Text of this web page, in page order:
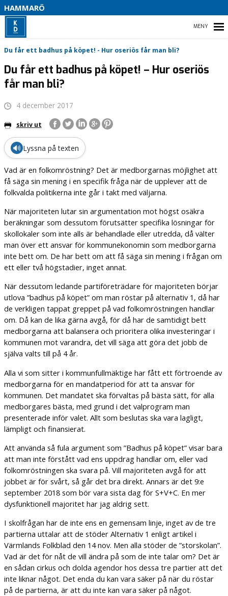
HAMMARÖ
HEM
DU FÅR ETT BADHUS PÅ KÖPET! – HUR OSERIÖS FÅR
Du får ett badhus på köpet! - Hur oseriös får man bli?
Du får ett badhus på köpet! – Hur oseriös
får man bli?
4 december 2017
skriv ut
🔊 Lyssna på texten
Vad är en folkomröstning? Det är medborgarnas möjlighet att
få säga sin mening i en specifik fråga när de upplever att de
folkvalda politikerna inte går i takt med väljarna.
När majoriteten lutar sin argumentation mot högst osäkra
beräkningar som dessutom förutsätter specifika lösningar för
skollokaler som inte alls är behandlade eller utredda, då välter
man över ett ansvar för kommunekonomin som medborgarna
inte bett om. De har bett om att få säga sin mening i frågan om
ett eller två högstadier, inget annat.
När dessutom ledande partiföreträdare för majoriteten börjar
utlova ”badhus på köpet” om man röstar på alternativ 1, då har
de verkligen tappat greppet på vad folkomröstningen handlar
om. Då kan de lika gärna avgå, för då har de samtidigt bett
medborgarna att balansera och prioritera olika investeringar i
kommunen mot varandra, det vill säga att göra det jobb de
själva valts till på 4 år.
Alla vi som sitter i kommunfullmäktige har fått ett förtroende av
medborgarna för en mandatperiod för att ta ansvar för
kommunen. Det mandatet ska förvaltas på bästa sätt, för alla
medborgares bästa, med grund i det valprogram man
presenterade inför valet. Allt som beslutas ska vara lagligt,
lämpligt och finansierat.
Att använda så fula argument som ”Badhus på köpet” visar bara
att man inte förstått vad ens uppdrag handlar om, eller vad
folkomröstningen ska svara på. Vill majoriteten avgå för att
jobbet är för svårt, så går det bra direkt. Annars är det 9:e
september 2018 som bör vara sista dag för S+V+C. En mer
dysfunktionell majoritet har jag aldrig sett.
I skolfrågan har de inte ens en gemensam linje, inget av de tre
partierna uttalar att de stöder Alternativ 1 enligt artikel i
Värmlands Folkblad den 14 nov. Men alla stöder de ”storskolan”.
Vad är det för nåt de vill ändra på som de inte talar om? Det är
en sådan cirkus och dolda agendor hos dessa tre partier att det
inte liknar något. Det enda du kan vara säker på när du röstar
på de partierna, är att du inte kan vara säker på något.